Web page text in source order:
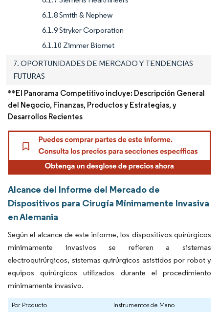
6.1.8 Smith & Nephew
6.1.9 Stryker Corporation
6.1.10 Zimmer Biomet
7. OPORTUNIDADES DE MERCADO Y TENDENCIAS
FUTURAS
**El Panorama Competitivo incluye: Descripción General
del Negocio, Finanzas, Productos y Estrategias, y
Desarrollos Recientes
Alcance del Informe del Mercado de
Dispositivos para Cirugía Mínimamente Invasiva
en Alemania
Según el alcance de este informe, los dispositivos quirúrgicos
mínimamente invasivos se refieren a sistemas
electroquirúrgicos, sistemas quirúrgicos asistidos por robot y
equipos quirúrgicos utilizados durante el procedimiento
mínimamente invasivo.
Por Producto
Instrumentos de Mano